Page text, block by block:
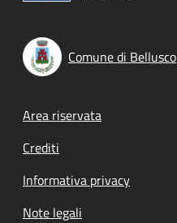
Comune di Bellusco
Footer menu
Area riservata
Crediti
Informativa privacy
Note legali